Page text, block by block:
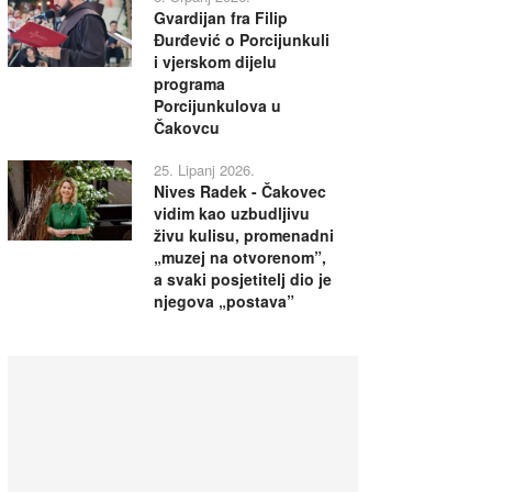
Gvardijan fra Filip
Đurđević o Porcijunkuli
i vjerskom dijelu
programa
Porcijunkulova u
Čakovcu
25. Lipanj 2026.
Nives Radek - Čakovec
vidim kao uzbudljivu
živu kulisu, promenadni
„muzej na otvorenom”,
a svaki posjetitelj dio je
njegova „postava”